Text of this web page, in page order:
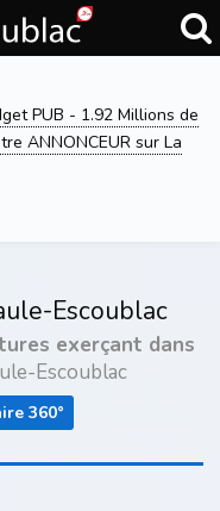
PUB - 1.92 Millions de
ANNONCEUR sur La
Escoublac
exerçant dans
Escoublac
360°